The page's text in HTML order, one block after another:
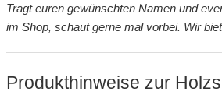
Tragt euren gewünschten Namen und
im Shop, schaut gerne mal vorbei. Wir
Produkthinweise zur